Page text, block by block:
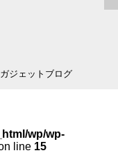
ジェットブログ
wp/wp-
line 15